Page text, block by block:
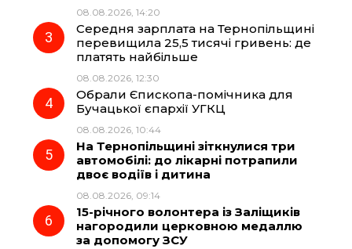
k
a
m
08.08.2026, 14:20
Середня зарплата на Тернопільщині
перевищила 25,5 тисячі гривень: де
платять найбільше
08.08.2026, 12:30
Обрали Єпископа-помічника для
Бучацької єпархії УГКЦ
08.08.2026, 10:44
На Тернопільщині зіткнулися три
автомобілі: до лікарні потрапили
двоє водіїв і дитина
08.08.2026, 09:14
15-річного волонтера із Заліщиків
нагородили церковною медаллю
за допомогу ЗСУ